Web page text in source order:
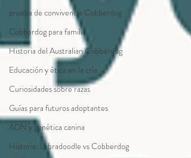
prueba de convivencia Cobberdog
Cobberdog para familia
Historia del Australian Cobberdog
Educación y ética en la cría
Curiosidades sobre razas
Guías para futuros adoptantes
ADN y genética canina
Historia: Labradoodle vs Cobberdog